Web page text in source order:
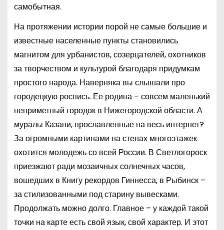
самобытная.
На протяжении истории порой не самые большие и
известные населенные пункты становились
магнитом для урбанистов, созерцателей, охотников
за творчеством и культурой благодаря придумкам
простого народа. Наверняка вы слышали про
городецкую роспись. Ее родина – совсем маленький
неприметный городок в Нижегородской области. А
муралы Казани, прославленные на весь интернет?
За огромными картинами на стенах многоэтажек
охотится молодежь со всей России. В Светлогороск
приезжают ради мозаичных солнечных часов,
вошедших в Книгу рекордов Гиннесса, в Рыбинск –
за стилизованными под старину вывесками.
Продолжать можно долго. Главное – у каждой такой
точки на карте есть свой язык, свой характер. И этот